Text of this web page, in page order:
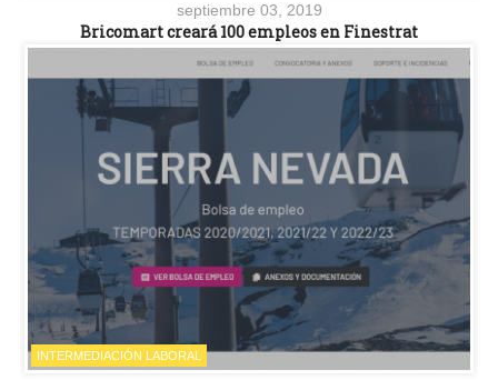
septiembre 03, 2019
Bricomart creará 100 empleos en Finestrat
INTERMEDIACIÓN LABORAL